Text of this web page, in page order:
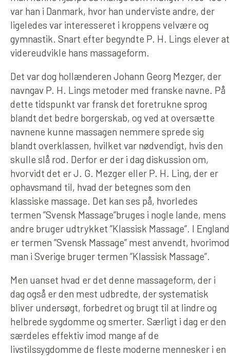
var han i Danmark, hvor han underviste andre, der
ligeledes var interesseret i kroppens velvære og
gymnastik. Snart efter begyndte P. H. Lings elever at
videreudvikle hans massageform.
Det var dog hollænderen Johann Georg Mezger, der
navngav P. H. Lings metoder med franske navne. På
dette tidspunkt var fransk det foretrukne sprog
blandt det bedre borgerskab, og ved at oversætte
navnene kunne massagen nemmere sprede sig
blandt overklassen, hvilket var nødvendigt, hvis den
skulle slå rod. Derfor er der i dag diskussion om,
hvorvidt det er J. G. Mezger eller P. H. Ling, der er
ophavsmand til, hvad der betegnes som den
klassiske massage. Det kan ses på, hvorledes
termen ”Svensk Massage”bruges i nogle lande, mens
andre bruger udtrykket ”Klassisk Massage”. I England
er termen ”Svensk Massage” mest anvendt, hvorimod
man i Sverige bruger termen ”Klassisk Massage”.
Men uanset hvad er det denne massageform, der i
dag også er den mest udbredte, der systematisk
bliver undersøgt, forbedret og brugt til at lindre og
helbrede sygdomme og smerter. Særligt i dag er den
særdeles effektiv imod mange af de
livstilssygdomme de fleste moderne mennesker i en